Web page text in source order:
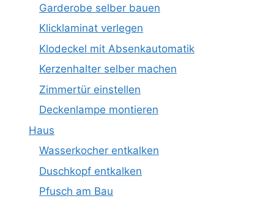
Garderobe selber bauen
Klicklaminat verlegen
Klodeckel mit Absenkautomatik
Kerzenhalter selber machen
Zimmertür einstellen
Deckenlampe montieren
Haus
Wasserkocher entkalken
Duschkopf entkalken
Pfusch am Bau